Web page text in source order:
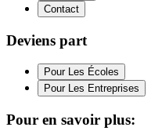
Contact
Deviens part
Pour Les Écoles
Pour Les Entreprises
Pour en savoir plus: